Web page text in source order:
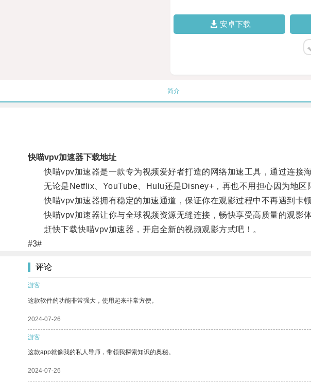
安卓下载
简介
快喵vpv加速器下载地址
快喵vpv加速器是一款专为视频爱好者打造的网络加速工具，通过连接
无论是Netflix、YouTube、Hulu还是Disney+，再也不用担心因为地区
快喵vpv加速器拥有稳定的加速通道，保证你在观影过程中不再遇到卡顿
快喵vpv加速器让你与全球视频资源无缝连接，畅快享受高质量的观影体
赶快下载快喵vpv加速器，开启全新的视频观影方式吧！。
#3#
评论
游客
这款软件的功能非常强大，使用起来非常方便。
2024-07-26
游客
这款app就像我的私人导师，带领我探索知识的奥秘。
2024-07-26